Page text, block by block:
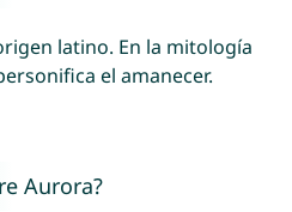
latino. En la mitología
el amanecer.
Aurora?